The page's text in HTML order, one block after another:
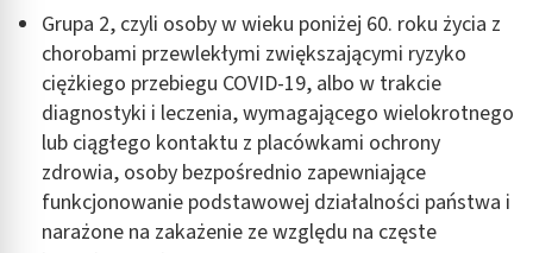
Grupa 2, czyli osoby w wieku poniżej 60. roku życia z
chorobami przewlekłymi zwiększającymi ryzyko
ciężkiego przebiegu COVID-19, albo w trakcie
diagnostyki i leczenia, wymagającego wielokrotnego
lub ciągłego kontaktu z placówkami ochrony
zdrowia, osoby bezpośrednio zapewniające
funkcjonowanie podstawowej działalności państwa i
narażone na zakażenie ze względu na częste